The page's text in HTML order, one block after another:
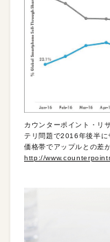
カウンターポイント・リ
テリ問題で2016年後半
価格帯でアップルとの差
http://